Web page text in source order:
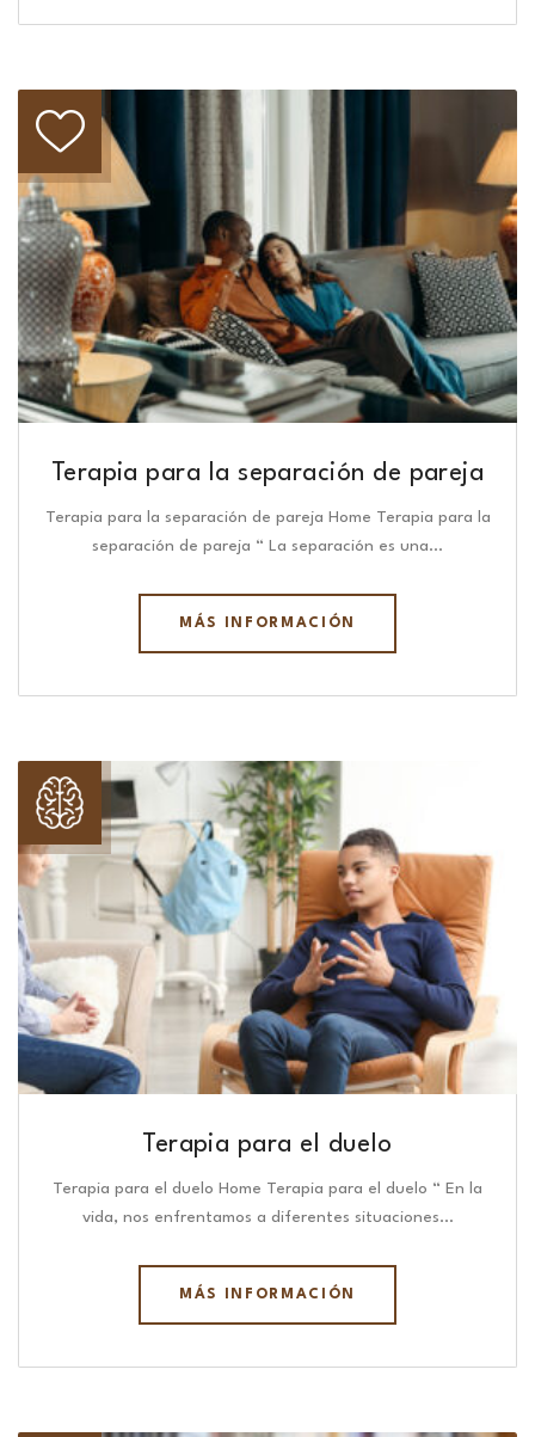
Terapia para la separación de pareja
Terapia para la separación de pareja Home Terapia para la
separación de pareja “ La separación es una…
MÁS INFORMACIÓN
Terapia para el duelo
Terapia para el duelo Home Terapia para el duelo “ En la
vida, nos enfrentamos a diferentes situaciones…
MÁS INFORMACIÓN